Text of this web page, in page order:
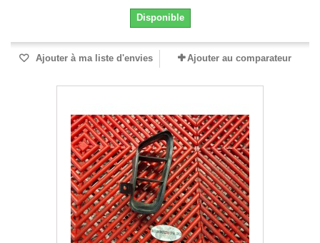
Disponible
Ajouter à ma liste d'envies Ajouter au comparateur